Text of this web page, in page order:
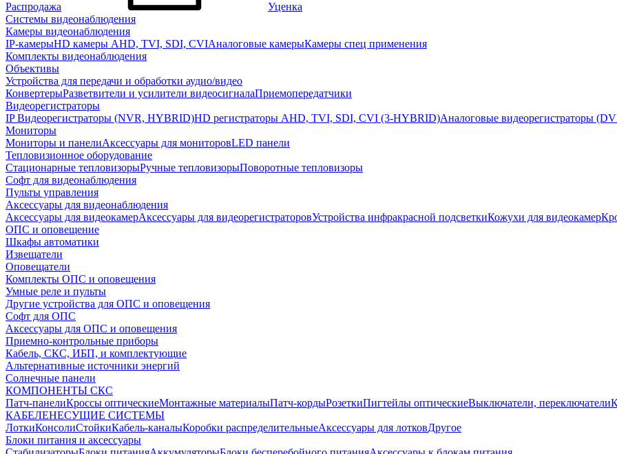
Распродажа
Уценка
Системы видеонаблюдения
Камеры видеонаблюдения
IP-камерыHD камеры AHD, TVI, SDI, CVIАналоговые камерыКамеры спец применения
Комплекты видеонаблюдения
Объективы
Устройства для передачи и обработки аудио/видео
КонвертерыРазветвители и усилители видеосигналаПриемопередатчики
Видеорегистраторы
IP Видеорегистраторы (NVR, HYBRID)HD регистраторы AHD, TVI, SDI, CVI (3-HYBRID)Аналоговые видеорегистраторы
Мониторы
Мониторы и панелиАксессуары для мониторовLED панели
Тепловизионное оборудование
Стационарные тепловизорыРучные тепловизорыПоворотные тепловизоры
Софт для видеонаблюдения
Пульты управления
Аксессуары для видеонаблюдения
Аксессуары для видеокамерАксессуары для видеорегистраторовУстройства инфракрасной подсветкиКожухи для видеокамер
ОПС и оповещение
Шкафы автоматики
Извещатели
Оповещатели
Комплекты ОПС и оповещения
Умные реле и пульты
Другие устройства для ОПС и оповещения
Софт для ОПС
Аксессуары для ОПС и оповещения
Приемно-контрольные приборы
Кабель, СКС, ИБП, и комплектующие
Альтернативные источники энергий
Солнечные панели
КОМПОНЕНТЫ СКС
Патч-панелиКроссы оптическиеМонтажные материалыПатч-кордыРозеткиПигтейлы оптическиеВыключатели, переключатели
КАБЕЛЕНЕСУЩИЕ СИСТЕМЫ
ЛоткиКонсолиСтойкиКабель-каналыКоробки распределительныеАксессуары для лотковДругое
Блоки питания и аксессуары